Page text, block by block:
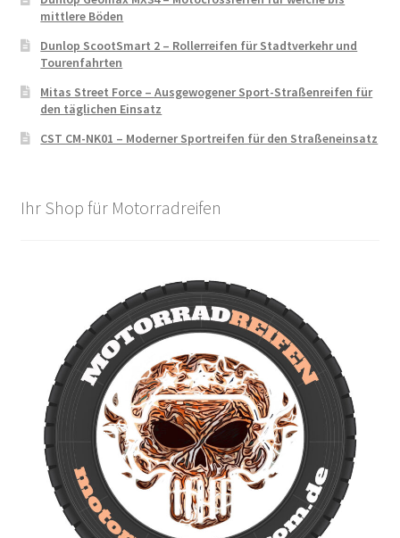
mittlere Böden
Dunlop ScootSmart 2 – Rollerreifen für Stadtverkehr und
Tourenfahrten
Mitas Street Force – Ausgewogener Sport-Straßenreifen für
den täglichen Einsatz
CST CM-NK01 – Moderner Sportreifen für den Straßeneinsatz
Ihr Shop für Motorradreifen